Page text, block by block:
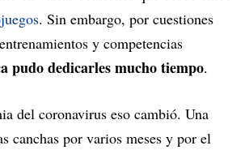
. Sin embargo, por cuestiones
y competencias
pudo dedicarles mucho tiempo.
del coronavirus eso cambió. Una
canchas por varios meses y por el